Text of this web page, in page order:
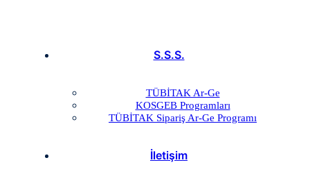
S.S.S.
TÜBİTAK Ar-Ge
KOSGEB Programları
TÜBİTAK Sipariş Ar-Ge Programı
İletişim